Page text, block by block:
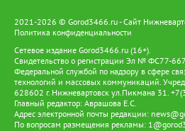
2021-2026 © Gorod3466.ru - Сайт
Политика конфиденциальности
Сетевое издание Gorod3466.ru (16+).
Свидетельство о регистрации Эл № ФС77-
Федеральной службой по надзору в сфере
технологий и массовых коммуникаций.
628602 г. Нижневартовск ул.Пикмана 31.
Главный редактор: Аврашова Е.С.
Адрес электронной почты редакции:
По вопросам размещения рекламы: